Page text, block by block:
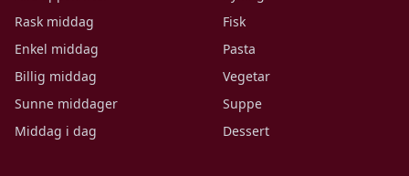
Rask middag
Enkel middag
Billig middag
Sunne middager
Middag i dag
Fisk
Pasta
Vegetar
Suppe
Dessert